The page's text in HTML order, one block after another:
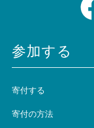
参加する
寄付する
寄付の方法